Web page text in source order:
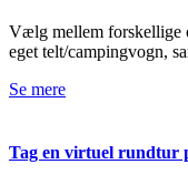
Vælg mellem forskellige
eget telt/campingvogn,
Se mere
Tag en virtuel rundtur